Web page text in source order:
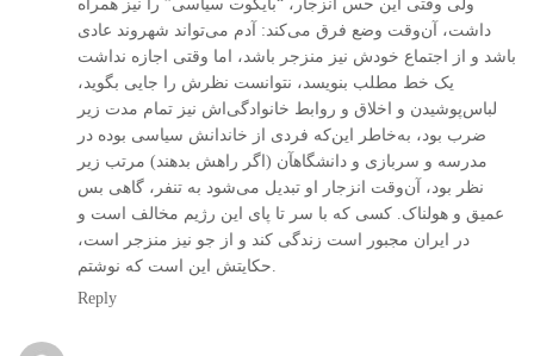
ولی وقتی این حس انزجار، “بایکوت سیاسی” را نیز همراه
داشت، آن‌وقت وضع فرق می‌کند: آدم می‌تواند شهروند عادی
باشد و از اجتماع خودش نیز منزجر باشد، اما وقتی اجازه نداشت
یک خط مطلب بنویسد، نتوانست نظرش را جایی بگوید،
لباس‌پوشیدن و اخلاق و روابط خانوادگی‌اش نیز تمام مدت زیر
ضرب بود، به‌خاطر این‌که فردی از خاندانش سیاسی بوده در
مدرسه و سربازی و دانشگاهآن (اگر راهش بدهند) مرتب زیر
نظر بود، آن‌‌وقت انزجار او تبدیل می‌شود به تنفر، گاهی بس
عمیق و هولناک. کسی که با سر تا پای این رژیم مخالف است و
در ایران مجبور است زندگی کند و از جو نیز منزجر است،
حکایتش این است که نوشتم.
Reply